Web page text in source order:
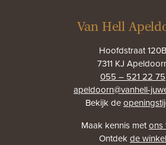
Van Hell
Hoofdstraat 120B
7311 KJ
055 – 521 22 75
apeldoorn@vanhell-
Bekijk de
Maak kennis metons
Ontdekde winkel